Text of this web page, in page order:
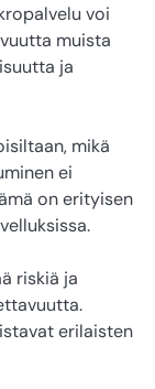
voi
muista
ja
mikä
ei
on erityisen
riskiä ja
erilaisten